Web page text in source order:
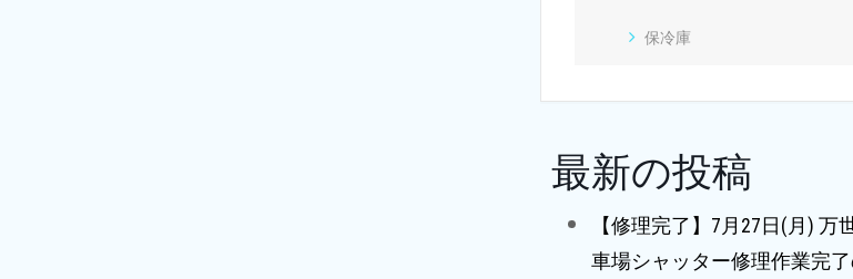
保冷庫
最新の投稿
【修理完了】7月27日(月) 万
車場シャッター修理作業完